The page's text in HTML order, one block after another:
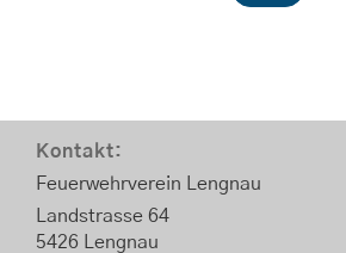
Kontakt:
Feuerwehrverein Lengnau
Landstrasse 64
5426 Lengnau